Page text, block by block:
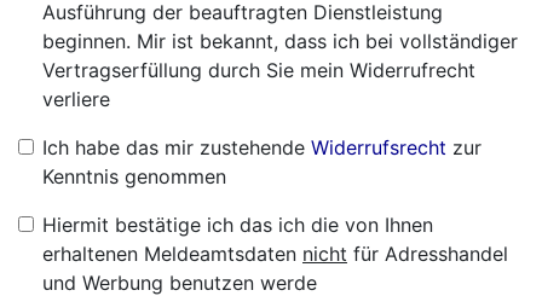
Ausführung der beauftragten Dienstleistung
beginnen. Mir ist bekannt, dass ich bei vollständiger
Vertragserfüllung durch Sie mein Widerrufrecht
verliere
Ich habe das mir zustehende Widerrufsrecht zur
Kenntnis genommen
Hiermit bestätige ich das ich die von Ihnen
erhaltenen Meldeamtsdaten nicht für Adresshandel
und Werbung benutzen werde